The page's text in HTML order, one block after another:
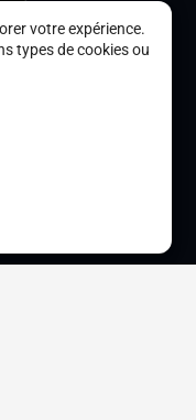
votre expérience.
types de cookies ou